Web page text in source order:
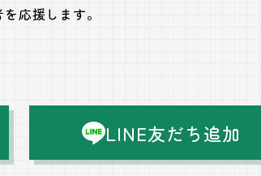
応援します。
LINE友だち追加